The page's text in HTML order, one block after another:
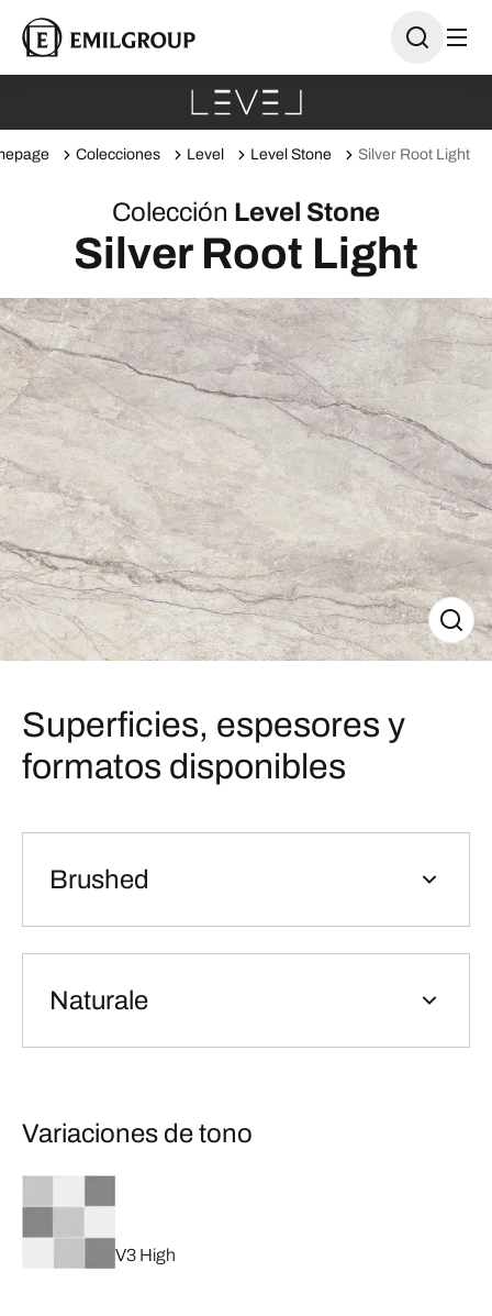
Colecciones Level Level Stone Silver Root Light
Colección Level Stone
Silver Root Light
Superficies, espesores y
formatos disponibles
Brushed
Naturale
Variaciones de tono
V3 High